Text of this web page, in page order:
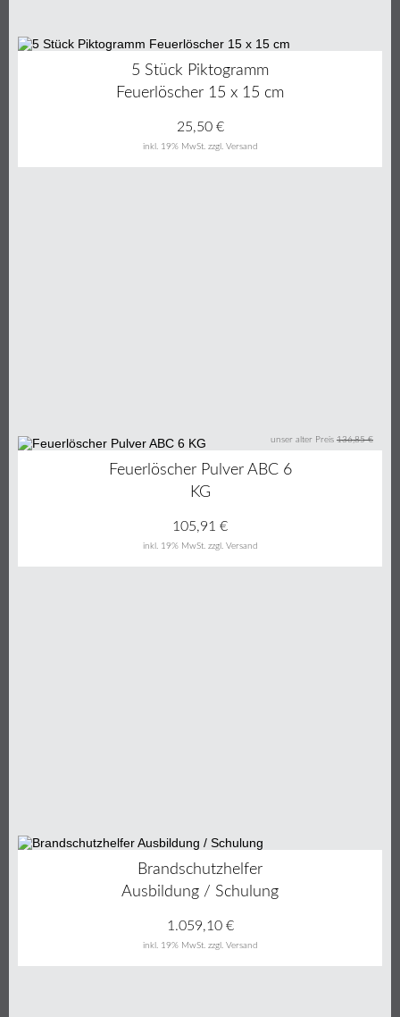
5 Stück Piktogramm
Feuerlöscher 15 x 15 cm
inkl. 19% MwSt. zzgl. Versand
25,50€
unser alter Preis 136,85 €
Feuerlöscher Pulver ABC 6
KG
inkl. 19% MwSt. zzgl. Versand
105,91 €
Brandschutzhelfer
Ausbildung / Schulung
inkl. 19% MwSt. zzgl. Versand
1.059,10€